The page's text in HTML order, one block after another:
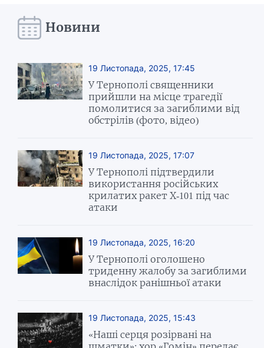
Новини
19 Листопада, 2025, 17:45
У Тернополі священники
прийшли на місце трагедії
помолитися за загиблими від
обстрілів (фото, відео)
19 Листопада, 2025, 17:07
У Тернополі підтвердили
використання російських
крилатих ракет Х-101 під час
атаки
19 Листопада, 2025, 16:20
У Тернополі оголошено
триденну жалобу за загиблими
внаслідок ранішньої атаки
19 Листопада, 2025, 15:43
«Наші серця розірвані на